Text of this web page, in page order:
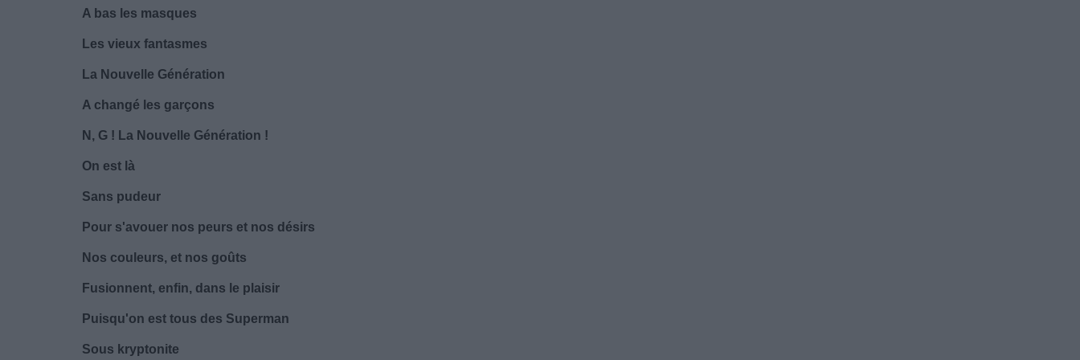
A bas les masques
Les vieux fantasmes
La Nouvelle Génération
A changé les garçons
N, G ! La Nouvelle Génération !
On est là
Sans pudeur
Pour s'avouer nos peurs et nos désirs
Nos couleurs, et nos goûts
Fusionnent, enfin, dans le plaisir
Puisqu'on est tous des Superman
Sous kryptonite